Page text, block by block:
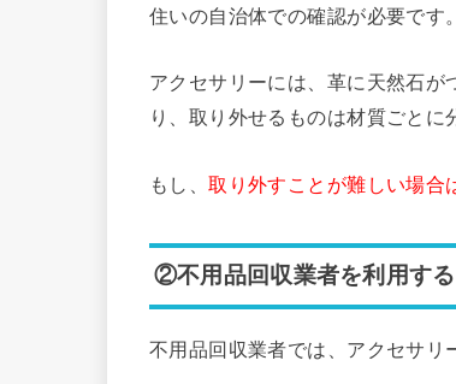
住いの自治体での確認が必要です。
アクセサリーには、革に天然石
り、取り外せるものは材質ごとに
もし、取り外すことが難しい場合
②不用品回収業者を利用する
不用品回収業者では、アクセサリ